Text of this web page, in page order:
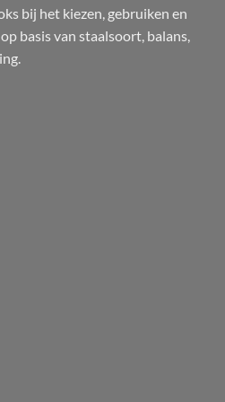
bij het kiezen, gebruiken en
basis van staalsoort, balans,